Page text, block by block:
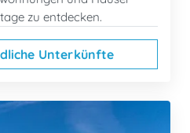
zu entdecken.
Unterkünfte